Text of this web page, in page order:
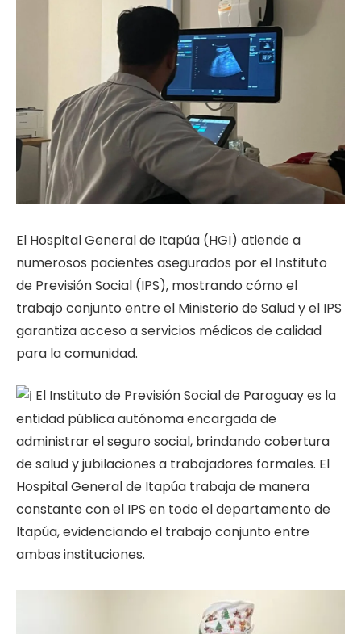
El Hospital General de Itapúa (HGI) atiende a
numerosos pacientes asegurados por el Instituto
de Previsión Social (IPS), mostrando cómo el
trabajo conjunto entre el Ministerio de Salud y el IPS
garantiza acceso a servicios médicos de calidad
para la comunidad.
El Instituto de Previsión Social de Paraguay es la
entidad pública autónoma encargada de
administrar el seguro social, brindando cobertura
de salud y jubilaciones a trabajadores formales. El
Hospital General de Itapúa trabaja de manera
constante con el IPS en todo el departamento de
Itapúa, evidenciando el trabajo conjunto entre
ambas instituciones.